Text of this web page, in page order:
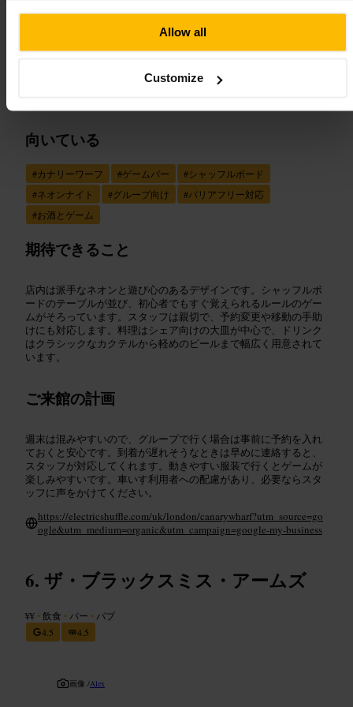
Allow all
Customize
“ネオンとシャッフルで遊ぶ、大人のための
向いている
#カナリーワーフ #ゲームバー #シャッフルボード
#ネオンナイト #グループ向け #バリアフリー対応
#お酒とゲーム
期待できること
店内は派手なネオンと遊び心のあるデザインです。シャッフルボ
ードのテーブルが並び、初心者でもすぐ覚えられるルールのゲー
ムがそろっています。スタッフは親切で、予約変更や移動の手助
けにも対応します。料理はシェア向けの大皿が中心で、ドリンク
はクラシックなカクテルから軽めのビールまで幅広く用意されて
います。
ご来館の計画
週末は混みやすいので、グループで行く場合は事前に予約を入れ
ておくと安心です。到着が遅れそうなときは早めに連絡すると、
スタッフが対応してくれます。動きやすい服装で行くとゲームが
楽しみやすいです。車いす利用者への配慮があり、必要ならスタ
ッフに声をかけてください。
https://electricshuffle.com/uk/london/canarywharf?utm_source=go
ogle&utm_medium=organic&utm_campaign=google-my-business
ザ・ブラックスミス・アームズ
¥¥ • 飲食 • バー • パブ
4.5
4.5
画像 /Alex